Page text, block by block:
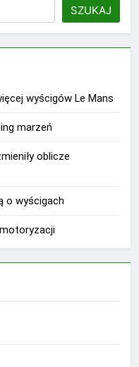
SZUKAJ
wyścigów Le Mans
marzeń
oblicze
o wyścigach